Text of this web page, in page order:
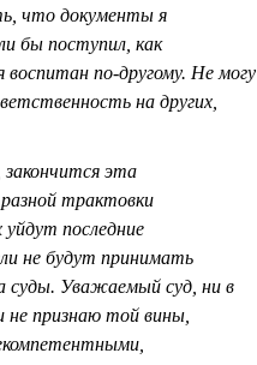
что документы я
бы поступил, как
по-другому. Не могу
на других,
эта
разной трактовки
последние
не будут принимать
суды. Уважаемый суд, ни в
не признаю той вины,